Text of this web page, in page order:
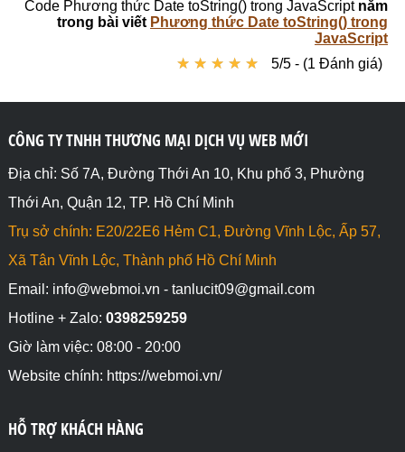
Code Phương thức Date toString() trong JavaScript nằm
trong bài viết Phương thức Date toString() trong
JavaScript
★ ★ ★ ★ ★
★ ★ ★ ★ ★ 5/5 - (1 Đánh giá)
CÔNG TY TNHH THƯƠNG MẠI DỊCH VỤ WEB MỚI
Địa chỉ: Số 7A, Đường Thới An 10, Khu phố 3, Phường
Thới An, Quận 12, TP. Hồ Chí Minh
Trụ sở chính: E20/22E6 Hẻm C1, Đường Vĩnh Lộc, Ấp 57,
Xã Tân Vĩnh Lộc, Thành phố Hồ Chí Minh
Email: info@webmoi.vn - tanlucit09@gmail.com
Hotline + Zalo: 0398259259
Giờ làm việc: 08:00 - 20:00
Website chính: https://webmoi.vn/
HỖ TRỢ KHÁCH HÀNG